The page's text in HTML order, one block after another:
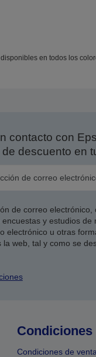
en todos los
contacto con
descuento en
de correo
y estudios de
electrónico u otras
la web, tal y como se
Condiciones
Condiciones de venta